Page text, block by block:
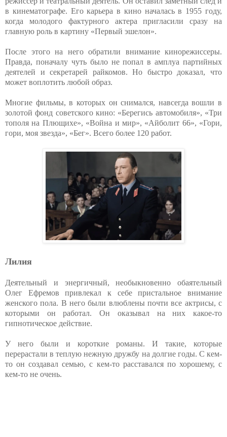
в кинематографе. Его карьера в кино началась в 1955 году,
когда молодого фактурного актера пригласили сразу на
главную роль в картину «Первый эшелон».
После этого на него обратили внимание кинорежиссеры.
Правда, поначалу чуть было не попал в амплуа партийных
деятелей и секретарей райкомов. Но быстро доказал, что
может воплотить любой образ.
Многие фильмы, в которых он снимался, навсегда вошли в
золотой фонд советского кино: «Берегись автомобиля», «Три
тополя на Плющихе», «Война и мир», «Айболит 66», «Гори,
гори, моя звезда», «Бег». Всего более 120 работ.
Лилия
Деятельный и энергичный, необыкновенно обаятельный
Олег Ефремов привлекал к себе пристальное внимание
женского пола. В него были влюблены почти все актрисы, с
которыми он работал. Он оказывал на них какое-то
гипнотическое действие.
У него были и короткие романы. И такие, которые
перерастали в теплую нежную дружбу на долгие годы. С кем-
то он создавал семью, с кем-то расставался по хорошему, с
кем-то не очень.